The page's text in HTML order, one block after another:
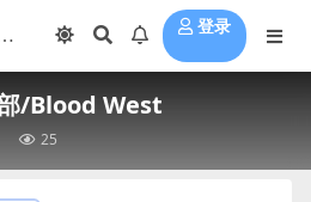
登录
/Blood West
25